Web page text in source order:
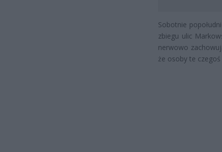
Sobotnie
zbiegu ulic
nerwowo
że osoby te